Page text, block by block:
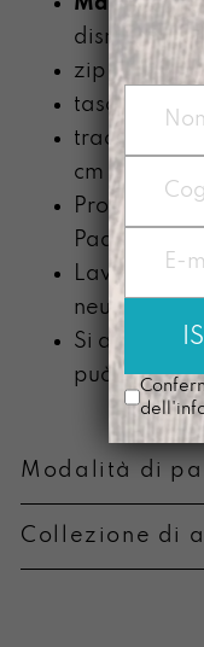
dismesso
zip di
tasca
tracolla
cm
Prodotta
Padova
Lavabile a
neutro
Si
può
Modalità di
Collezione di